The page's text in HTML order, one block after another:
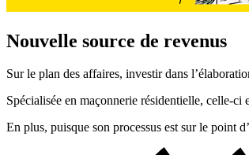
Nouvelle source de revenus
Sur le plan des affaires, investir dans
Spécialisée en maçonnerie résidentielle, celle-
En plus, puisque son processus est sur le point